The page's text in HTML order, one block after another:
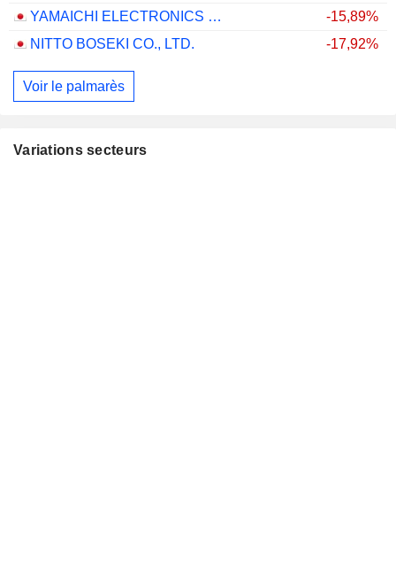
YAMAICHI ELECTRONICS CO.,LTD.
-15,89%
NITTO BOSEKI CO., LTD.
-17,92%
Voir le palmarès
Variations secteurs